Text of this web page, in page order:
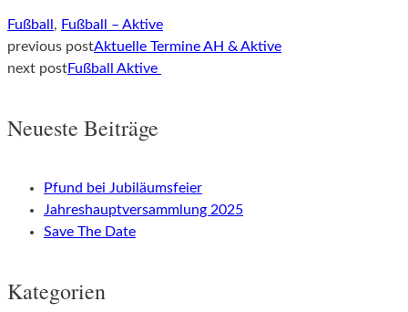
Fußball , Fußball – Aktive
Post
navigation
previous postAktuelle Termine AH & Aktive
next postFußball Aktive
Neueste Beiträge
Pfund bei Jubiläumsfeier
Jahreshauptversammlung 2025
Save The Date
Kategorien